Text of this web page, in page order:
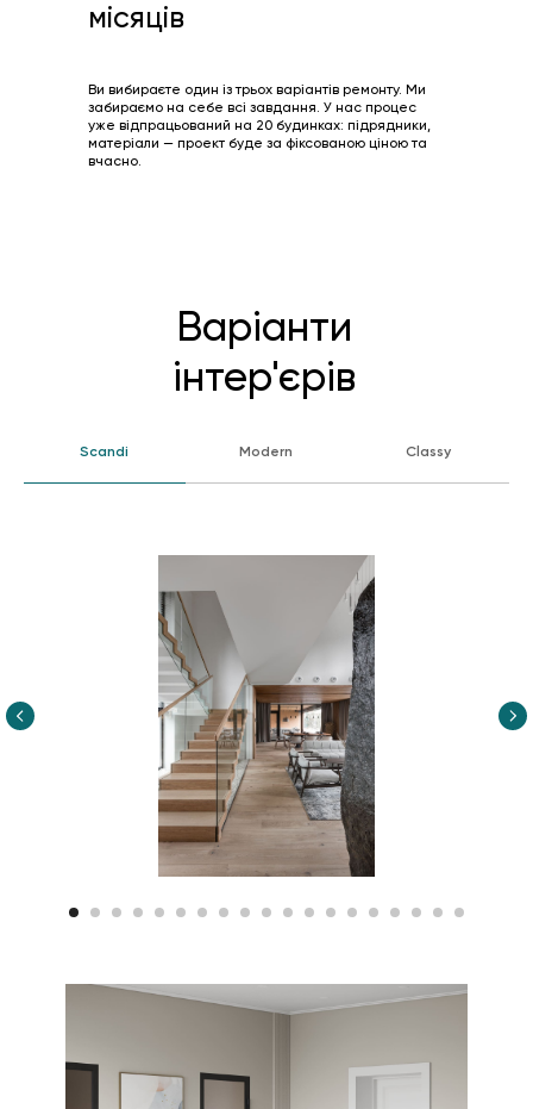
місяців
Ви вибираєте один із трьох варіантів ремонту. Ми
забираємо на себе всі завдання. У нас процес
уже відпрацьований на 20 будинках: підрядники,
матеріали — проект буде за фіксованою ціною та
вчасно.
Варіанти
інтер'єрів
Scandi Modern Classy